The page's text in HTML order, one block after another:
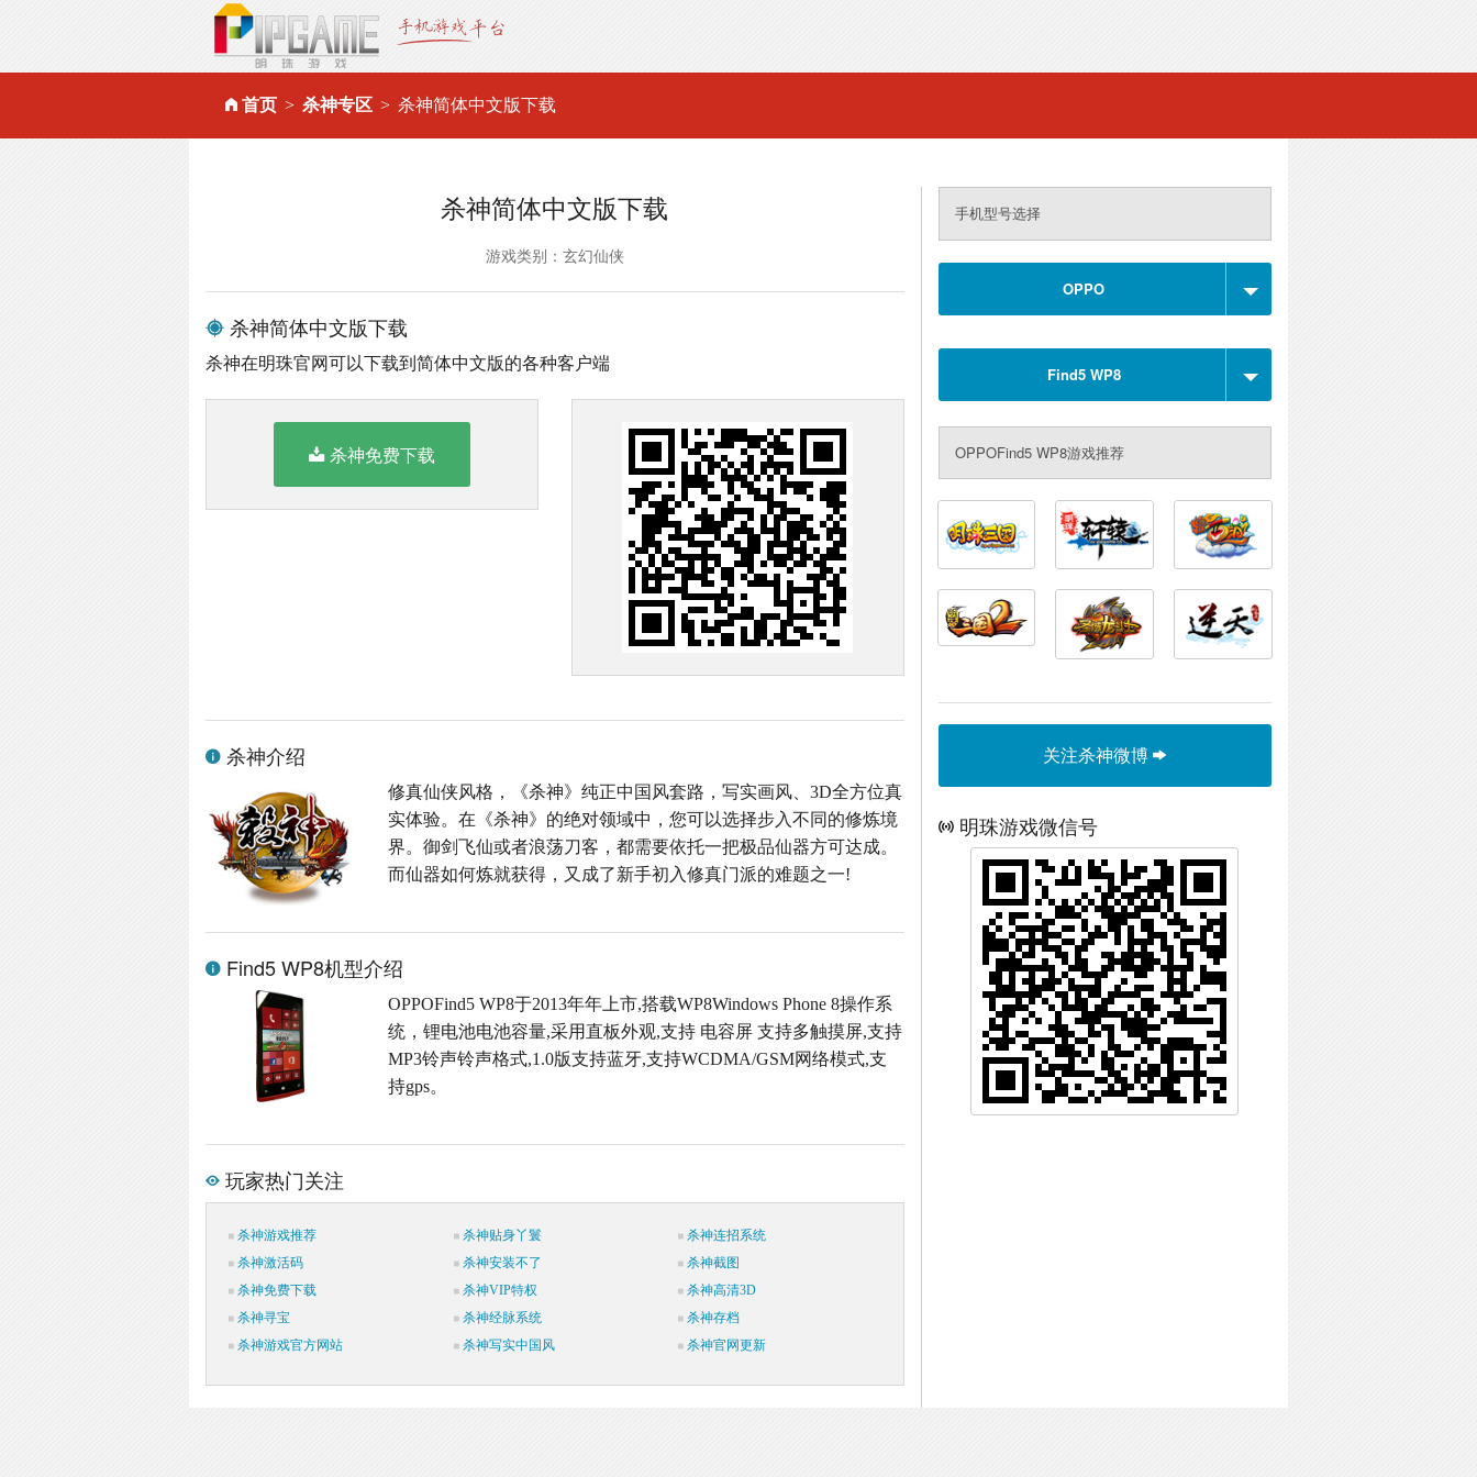
首页 杀神专区 杀神简体中文版下载
杀神简体中文版下载
游戏类别：玄幻仙侠
杀神简体中文版下载
杀神在明珠官网可以下载到简体中文版的各种客户端
杀神免费下载
杀神介绍
修真仙侠风格，《杀神》纯正中国风套路，写实画风、3D全方位真
实体验。在《杀神》的绝对领域中，您可以选择步入不同的修炼境
界。御剑飞仙或者浪荡刀客，都需要依托一把极品仙器方可达成。
而仙器如何炼就获得，又成了新手初入修真门派的难题之一!
Find5 WP8机型介绍
OPPOFind5 WP8于2013年年上市,搭载WP8Windows Phone 8操作系
统，锂电池电池容量,采用直板外观,支持 电容屏 支持多触摸屏,支持
MP3铃声铃声格式,1.0版支持蓝牙,支持WCDMA/GSM网络模式,支
持gps。
玩家热门关注
杀神游戏推荐 杀神贴身丫鬟
杀神连招系统
杀神激活码
杀神安装不了
杀神截图
杀神免费下载
杀神VIP特权
杀神高清3D
杀神寻宝
杀神经脉系统
杀神存档
杀神游戏官方网站
杀神写实中国风 杀神官网更新
手机型号选择
OPPO
Find5 WP8
OPPOFind5 WP8游戏推荐
关注杀神微博
明珠游戏微信号